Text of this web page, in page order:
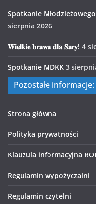
Spotkanie
sierpnia 2026
𝐖𝐢𝐞𝐥𝐤𝐢𝐞 𝐛𝐫𝐚𝐰𝐚 𝐝𝐥𝐚 𝐒𝐚𝐫𝐲! 4
Spotkanie MDKK 3
Pozostałe informacje:
Strona główna
Polityka prywatności
Klauzula informacyjna
Regulamin wypożyczalni
Regulamin czytelni